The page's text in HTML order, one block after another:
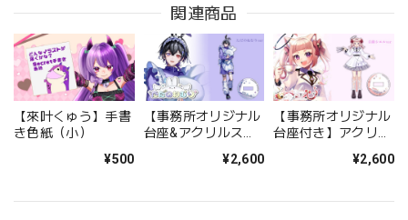
関連商品
【來叶くゅう】手書
き色紙（小）
¥500
【事務所オリジナル
台座&アクリルスタ
ルスタンド【ただの
¥2,600
【事務所オリジナル
台座付き】アクリル
¥2,600